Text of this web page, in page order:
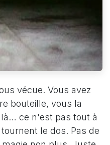
vécue. Vous avez
bouteille, vous la
ce n'est pas tout à
le dos. Pas de